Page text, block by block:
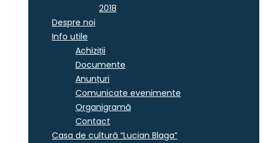
2018
Despre noi
Info utile
Achiziții
Documente
Anunțuri
Comunicate evenimente
Organigramă
Contact
Casa de cultură “Lucian Blaga”